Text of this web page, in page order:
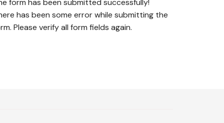
form has been submitted successfully!
has been some error while submitting the
Please verify all form fields again.